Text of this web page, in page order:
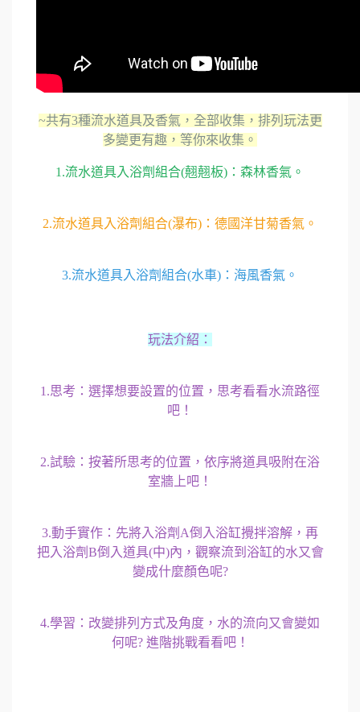
~共有3種流水道具及香氣，全部收集，排列玩法更
多變更有趣，等你來收集。
1.流水道具入浴劑組合(翹翹板)：森林香氣。
2.流水道具入浴劑組合(瀑布)：德國洋甘菊香氣。
3.流水道具入浴劑組合(水車)：海風香氣。
玩法介紹：
1.思考：選擇想要設置的位置，思考看看水流路徑
吧！
2.試驗：按著所思考的位置，依序將道具吸附在浴
室牆上吧！
3.動手實作：先將入浴劑A倒入浴缸攪拌溶解，再
把入浴劑B倒入道具(中)內，觀察流到浴缸的水又會
變成什麼顏色呢?
4.學習：改變排列方式及角度，水的流向又會變如
何呢? 進階挑戰看看吧！